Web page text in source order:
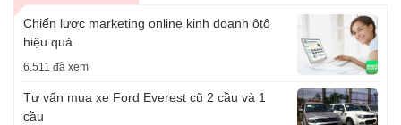
Chiến lược marketing online kinh doanh ôtô
hiệu quả
6.511 đã xem
Tư vấn mua xe Ford Everest cũ 2 cầu và 1
cầu